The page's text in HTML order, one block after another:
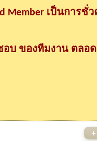
Member เป็นการชั่ว
บ ของทีมงาน ตลอ
+